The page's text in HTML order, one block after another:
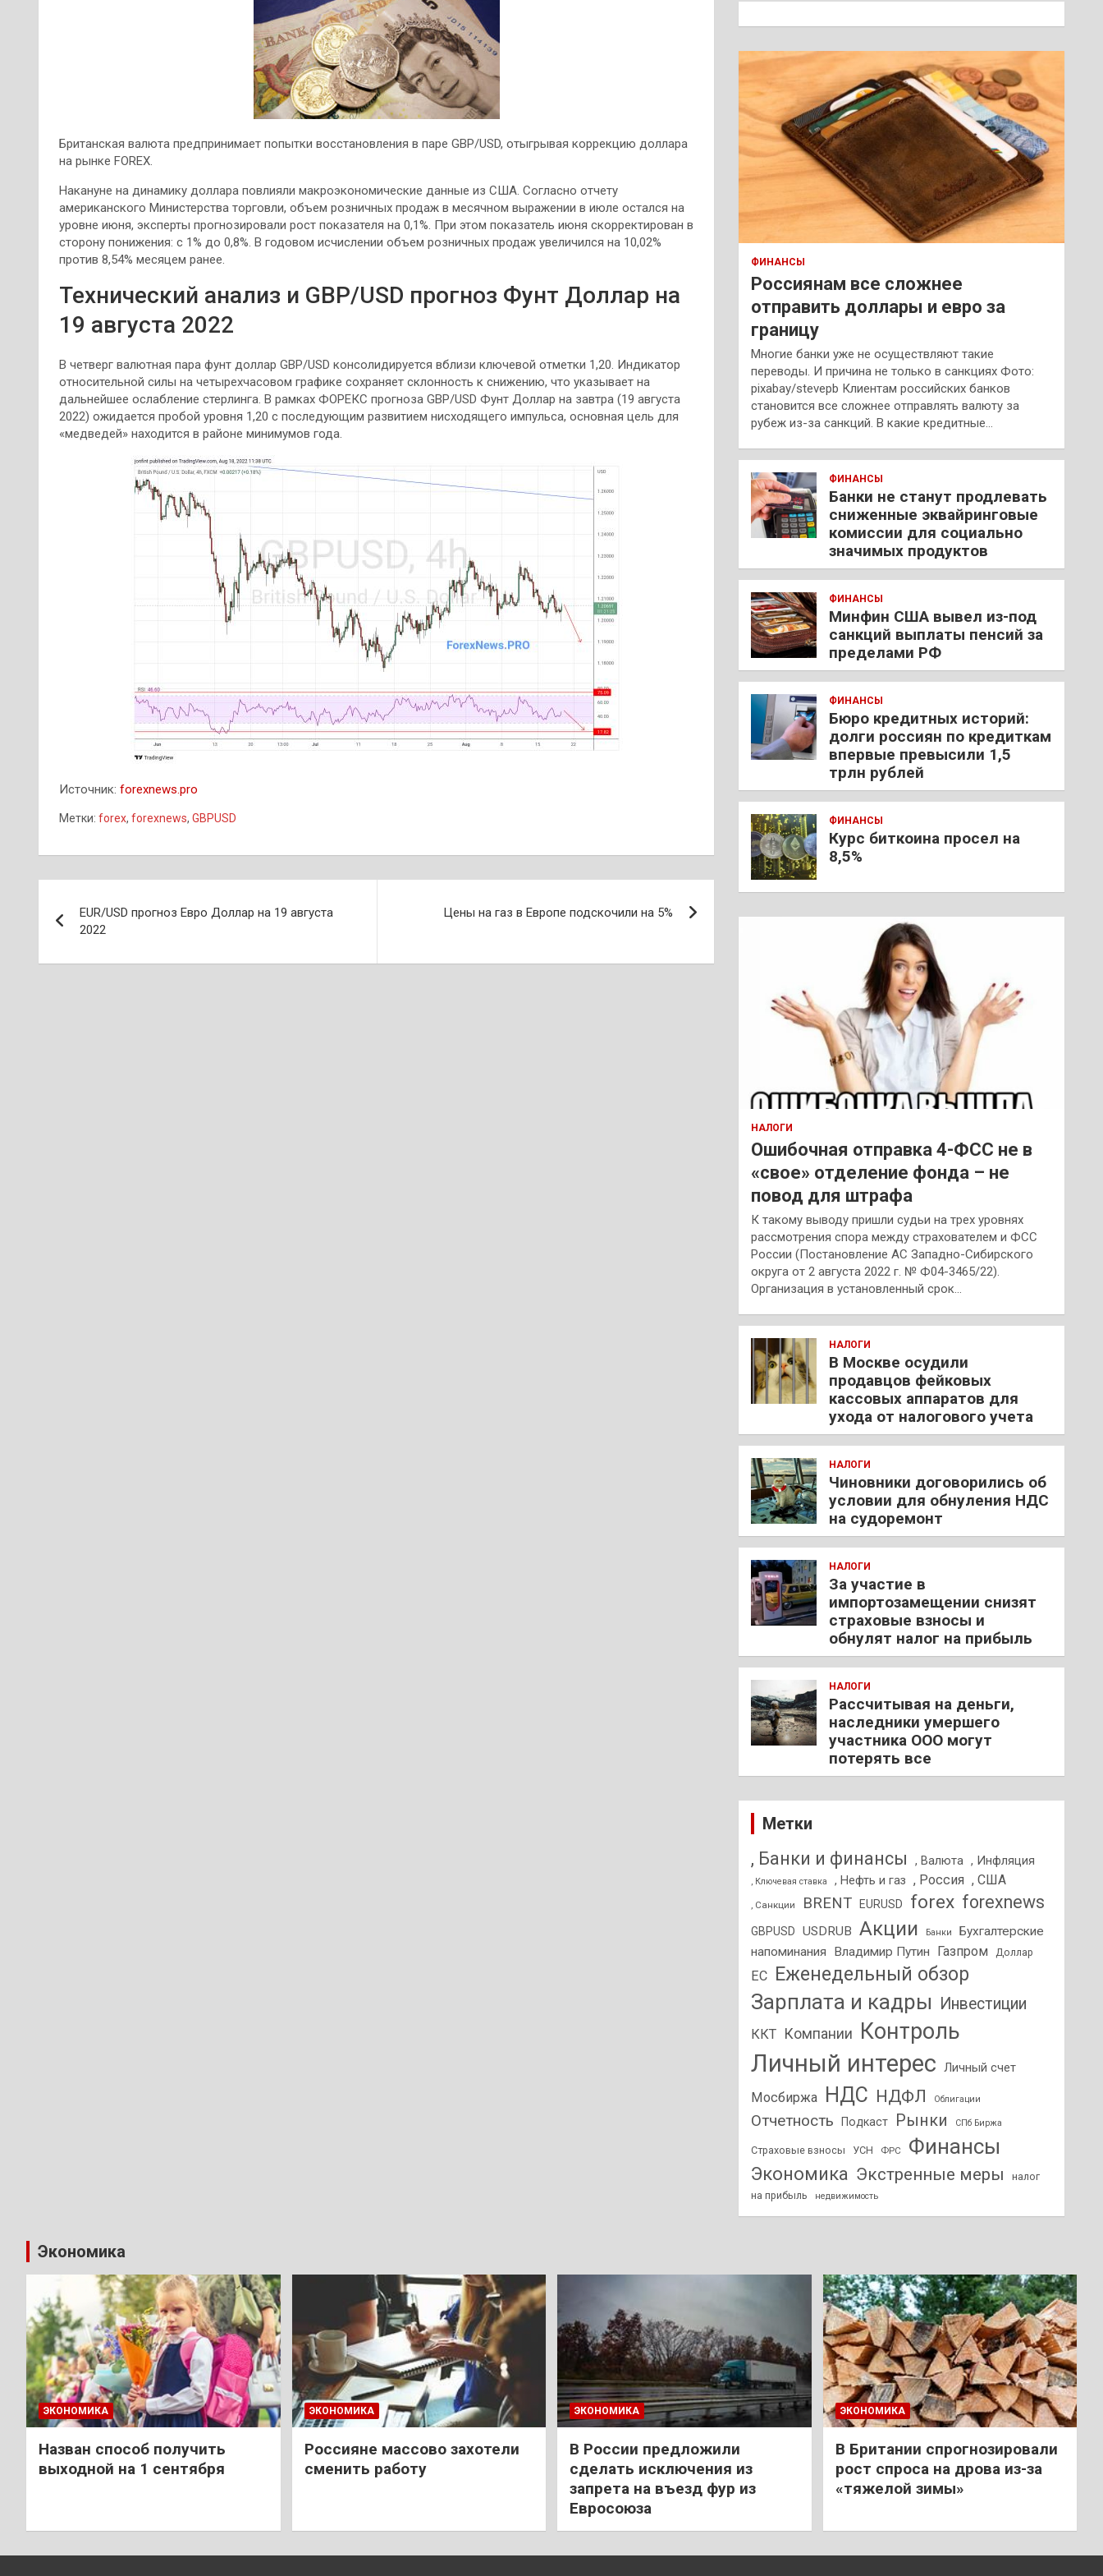
Британская валюта предпринимает попытки восстановления в паре GBP/USD, отыгрывая коррекцию доллара
на рынке FOREX.
Накануне на динамику доллара повлияли макроэкономические данные из США. Согласно отчету
американского Министерства торговли, объем розничных продаж в месячном выражении в июле остался на
уровне июня, эксперты прогнозировали рост показателя на 0,1%. При этом показатель июня скорректирован в
сторону понижения: с 1% до 0,8%. В годовом исчислении объем розничных продаж увеличился на 10,02%
против 8,54% месяцем ранее.
Технический анализ и GBP/USD прогноз Фунт Доллар на
19 августа 2022
В четверг валютная пара фунт доллар GBP/USD консолидируется вблизи ключевой отметки 1,20. Индикатор
относительной силы на четырехчасовом графике сохраняет склонность к снижению, что указывает на
дальнейшее ослабление стерлинга. В рамках ФОРЕКС прогноза GBP/USD Фунт Доллар на завтра (19 августа
2022) ожидается пробой уровня 1,20 с последующим развитием нисходящего импульса, основная цель для
«медведей» находится в районе минимумов года.
Источник: forexnews.pro
Метки: forex, forexnews, GBPUSD
по
записям
EUR/USD прогноз Евро Доллар на 19 августа
2022
Цены на газ в Европе подскочили на 5%
к
ФИНАНСЫ
Россиянам все сложнее
отправить доллары и евро за
границу
Многие банки уже не осуществляют такие
переводы. И причина не только в санкциях Фото:
pixabay/stevepb Клиентам российских банков
становится все сложнее отправлять валюту за
рубеж из-за санкций. В какие кредитные…
ФИНАНСЫ
Банки не станут продлевать
сниженные эквайринговые
комиссии для социально
значимых продуктов
ФИНАНСЫ
Минфин США вывел из-под
санкций выплаты пенсий за
пределами РФ
ФИНАНСЫ
Бюро кредитных историй:
долги россиян по кредиткам
впервые превысили 1,5
трлн рублей
ФИНАНСЫ
Курс биткоина просел на
8,5%
НАЛОГИ
Ошибочная отправка 4-ФСС не в
«свое» отделение фонда – не
повод для штрафа
К такому выводу пришли судьи на трех уровнях
рассмотрения спора между страхователем и ФСС
России (Постановление АС Западно-Сибирского
округа от 2 августа 2022 г. № Ф04-3465/22).
Организация в установленный срок…
НАЛОГИ
В Москве осудили
продавцов фейковых
кассовых аппаратов для
ухода от налогового учета
НАЛОГИ
Чиновники договорились об
условии для обнуления НДС
на судоремонт
НАЛОГИ
За участие в
импортозамещении снизят
страховые взносы и
обнулят налог на прибыль
НАЛОГИ
Рассчитывая на деньги,
наследники умершего
участника ООО могут
потерять все
Метки
, Банки и финансы , Валюта , Инфляция
, Ключевая ставка , Нефть и газ , Россия , США
, Санкции BRENT EURUSD forex forexnews
GBPUSD USDRUB Акции Банки
Бухгалтерские
напоминания
Владимир Путин Газпром Доллар
ЕС Еженедельный обзор
Зарплата и кадры Инвестиции
ККТ Компании Контроль
Личный интерес Личный счет
Мосбиржа НДС НДФЛ Облигации
Отчетность Подкаст Рынки СПб Биржа
Страховые взносы УСН ФРС Финансы
Экономика Экстренные меры
налог
на прибыль
недвижимость
Экономика
ЭКОНОМИКА
Назван способ получить
выходной на 1 сентября
ЭКОНОМИКА
Россияне массово захотели
сменить работу
ЭКОНОМИКА
В России предложили
сделать исключения из
запрета на въезд фур из
Евросоюза
ЭКОНОМИКА
В Британии спрогнозировали
рост спроса на дрова из-за
«тяжелой зимы»